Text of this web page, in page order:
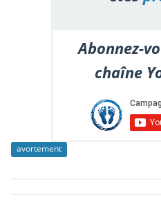
Abonnez-
chaîne
avortement